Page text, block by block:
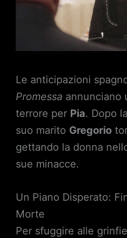
Le anticipazioni
Promessa annunciano
terrore per Pia. Dopo
suo marito Gregorio
gettando la donna
sue minacce.
Un Piano Disperato:
Morte
Per sfuggire alle